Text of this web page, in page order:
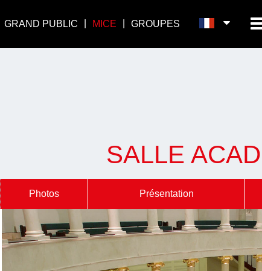
GRAND PUBLIC MICE GROUPES
SALLE
Photos Présentation